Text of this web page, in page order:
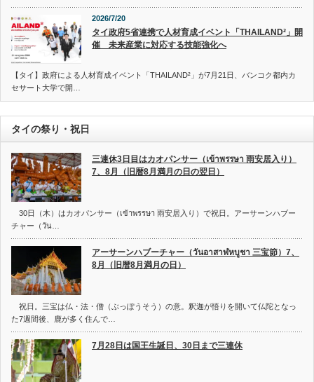
2026/7/20
タイ政府5省連携で人材育成イベント「THAILAND²」開
催 未来産業に対応する技能強化へ
【タイ】政府による人材育成イベント「THAILAND²」が7月21日、バンコク都内カ
セサート大学で開…
タイの祭り・祝日
三連休3日目はカオパンサー（เข้าพรรษา 雨安居入り）
7、8月（旧暦8月満月の日の翌日）
30日（木）はカオパンサー（เข้าพรรษา 雨安居入り）で祝日。アーサーンハブー
チャー（วัน…
アーサーンハブーチャー（วันอาสาฬหบูชา 三宝節）7、
8月（旧暦8月満月の日）
祝日。三宝は仏・法・僧（ぶっぽうそう）の意。釈迦が悟りを開いて仏陀となっ
た7週間後、鹿が多く住んで…
7月28日は国王生誕日、30日まで三連休